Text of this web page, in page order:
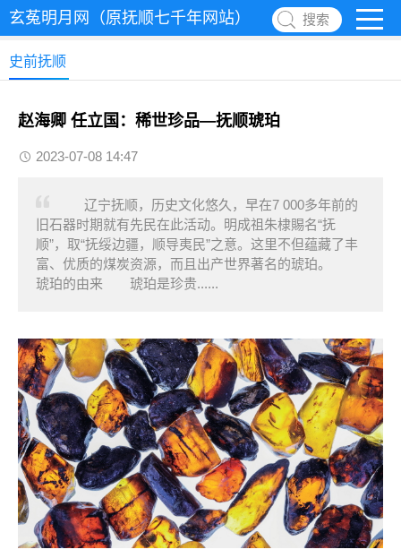
玄菟明月网（原抚顺七千年网站） 搜索
史前抚顺
赵海卿 任立国：稀世珍品—抚顺琥珀
2023-07-08 14:47
辽宁抚顺，历史文化悠久，早在7 000多年前的
旧石器时期就有先民在此活动。明成祖朱棣賜名“抚
顺”，取“抚绥边疆，顺导夷民”之意。这里不但蕴藏了丰
富、优质的煤炭资源，而且出产世界著名的琥珀。
琥珀的由来 琥珀是珍贵......